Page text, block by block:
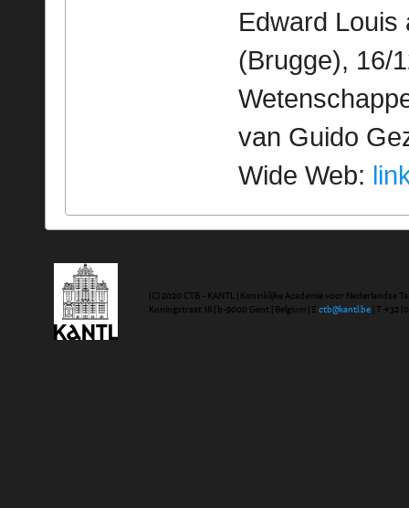
Edward Louis
(Brugge), 16/
van Guido
Wide Web:
(C) 2020 CTB - KANTL | Koninklijke Academie voor Nederlandse
Koningstraat 18 | b-9000 Gent | Belgium | E ctb@kantl.be | T +32